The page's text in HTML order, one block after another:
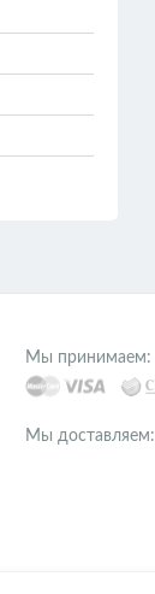
Мы принимаем:
Мы доставляем: